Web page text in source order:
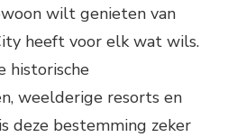
wilt genieten van
heeft voor elk wat wils.
historische
weelderige resorts en
deze bestemming zeker